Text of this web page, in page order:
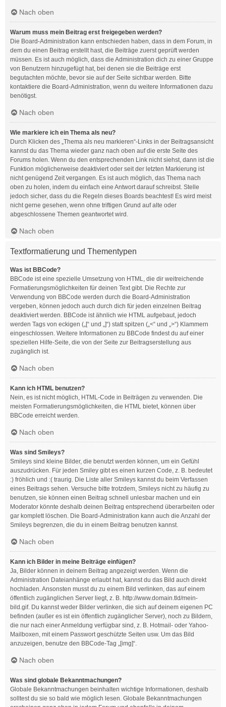
Nach oben
Warum muss mein Beitrag erst freigegeben werden?
Die Board-Administration kann entschieden haben, dass in dem Forum, in
dem du einen Beitrag erstellt hast, die Beiträge zuerst geprüft werden
müssen. Es ist auch möglich, dass die Administration dich zu einer Gruppe
von Benutzern hinzugefügt hat, bei denen sie die Beiträge erst
begutachten möchte, bevor sie auf der Seite sichtbar werden. Bitte
kontaktiere die Board-Administration, wenn du weitere Informationen dazu
benötigst.
Nach oben
Wie markiere ich ein Thema als neu?
Durch Klicken des „Thema als neu markieren“-Links in der Beitragsansicht
kannst du das Thema wieder ganz nach oben auf die erste Seite des
Forums holen. Wenn du den entsprechenden Link nicht siehst, dann ist die
Funktion möglicherweise deaktiviert oder seit der letzten Markierung ist
nicht genügend Zeit vergangen. Es ist auch möglich, das Thema nach
oben zu holen, indem du einfach eine Antwort darauf schreibst. Stelle
jedoch sicher, dass du die Regeln dieses Boards beachtest! Es wird meist
nicht gerne gesehen, wenn ohne triftigen Grund auf alte oder
abgeschlossene Themen geantwortet wird.
Nach oben
Textformatierung und Thementypen
Was ist BBCode?
BBCode ist eine spezielle Umsetzung von HTML, die dir weitreichende
Formatierungsmöglichkeiten für deinen Text gibt. Die Rechte zur
Verwendung von BBCode werden durch die Board-Administration
vergeben, können jedoch auch durch dich für jeden einzelnen Beitrag
deaktiviert werden. BBCode ist ähnlich wie HTML aufgebaut, jedoch
werden Tags von eckigen („[“ und „]“) statt spitzen („<“ und „>“) Klammern
eingeschlossen. Weitere Informationen zu BBCode findest du auf einer
speziellen Hilfe-Seite, die von der Seite zur Beitragserstellung aus
zugänglich ist.
Nach oben
Kann ich HTML benutzen?
Nein, es ist nicht möglich, HTML-Code in Beiträgen zu verwenden. Die
meisten Formatierungsmöglichkeiten, die HTML bietet, können über
BBCode erreicht werden.
Nach oben
Was sind Smileys?
Smileys sind kleine Bilder, die benutzt werden können, um ein Gefühl
auszudrücken. Für jeden Smiley gibt es einen kurzen Code, z. B. bedeutet
:) fröhlich und :( traurig. Die Liste aller Smileys kannst du beim Verfassen
eines Beitrags sehen. Versuche bitte trotzdem, Smileys nicht zu häufig zu
benutzen, sie können einen Beitrag schnell unlesbar machen und ein
Moderator könnte deshalb deinen Beitrag entsprechend überarbeiten oder
gar komplett löschen. Die Board-Administration kann auch die Anzahl der
Smileys begrenzen, die du in einem Beitrag benutzen kannst.
Nach oben
Kann ich Bilder in meine Beiträge einfügen?
Ja, Bilder können in deinem Beitrag angezeigt werden. Wenn die
Administration Dateianhänge erlaubt hat, kannst du das Bild auch direkt
hochladen. Ansonsten musst du zu einem Bild verlinken, das auf einem
öffentlich zugänglichen Server liegt, z. B. http://www.domain.tld/mein-
bild.gif. Du kannst weder Bilder verlinken, die sich auf deinem eigenen PC
befinden (außer es ist ein öffentlich zugänglicher Server), noch zu Bildern,
die nur nach einer Anmeldung verfügbar sind, z. B. Hotmail- oder Yahoo-
Mailboxen, mit einem Passwort geschützte Seiten usw. Um das Bild
anzuzeigen, benutze den BBCode-Tag „[img]“.
Nach oben
Was sind globale Bekanntmachungen?
Globale Bekanntmachungen beinhalten wichtige Informationen, deshalb
solltest du sie so bald wie möglich lesen. Globale Bekanntmachungen